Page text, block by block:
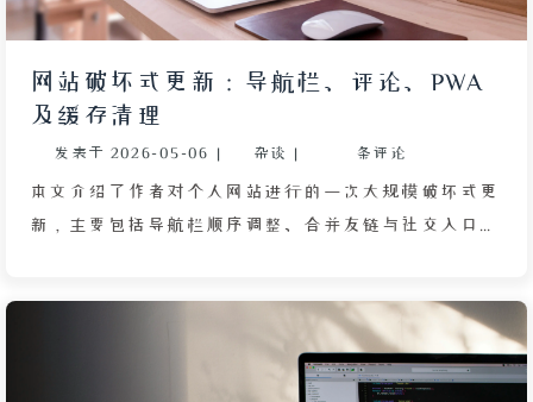
致修改无效的陷阱。最终，通过精准的 CSS 选择器和
阅读体验。
网站破坏式更新：导航栏、评论、PWA
及缓存清理
发表于 2026-05-06 | 杂谈 | 条评论
本文介绍了作者对个人网站进行的一次大规模破坏式更
新，主要包括导航栏顺序调整、合并友链与社交入口、
匿名评论功能以提升访客积极性；同时移除了大部分特
效和浅色模式，统一为深色主题，并更换了更符合风格
的图片。技术方面，新增 PWA 适配以提升缓存和加载